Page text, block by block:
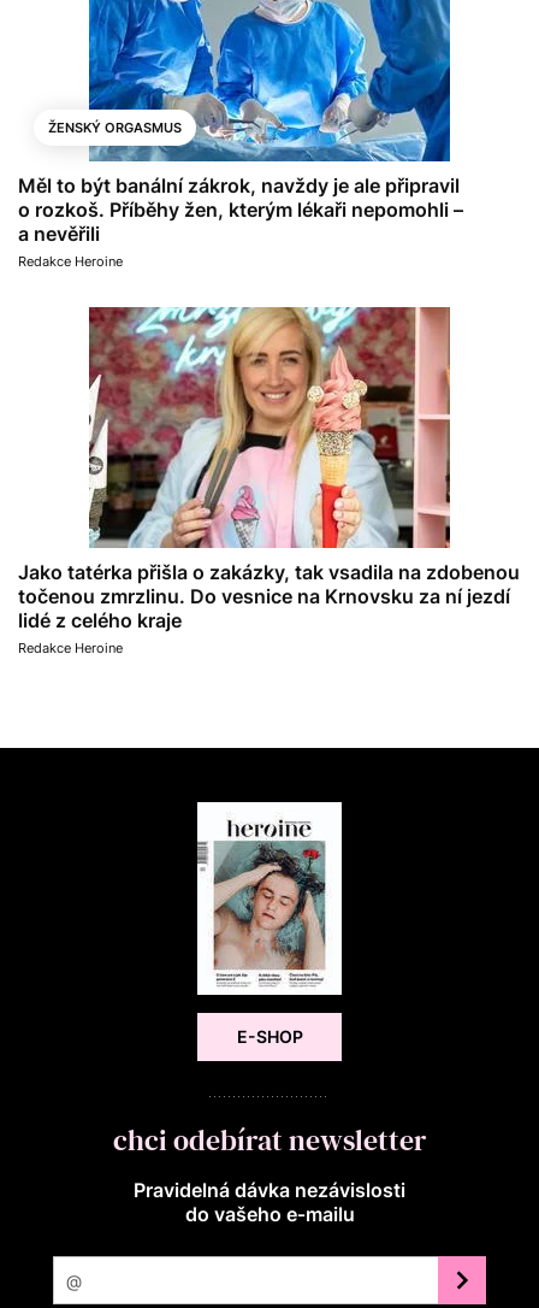
ŽENSKÝ ORGASMUS
Měl to být banální zákrok, navždy je ale připravil
o rozkoš. Příběhy žen, kterým lékaři nepomohli –
a nevěřili
Redakce Heroine
Jako tatérka přišla o zakázky, tak vsadila na zdobenou
točenou zmrzlinu. Do vesnice na Krnovsku za ní jezdí
lidé z celého kraje
Redakce Heroine
E-SHOP
chci odebírat newsletter
Pravidelná dávka nezávislosti
do vašeho e‑mailu